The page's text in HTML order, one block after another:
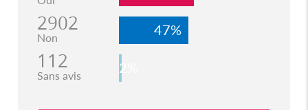
2902
Non 47%
112
Sans avis 2%